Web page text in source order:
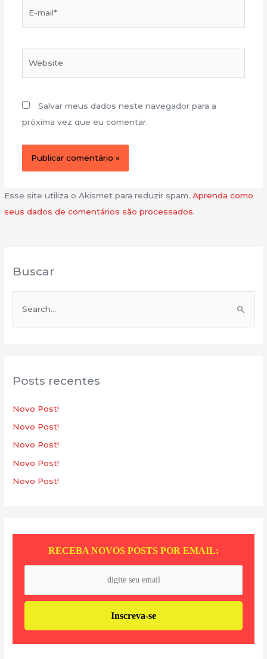
Buscar
e
u
s
a
r
Posts recentes
Novo Post!
Novo Post!
Novo Post!
Novo Post!
Novo Post!
RECEBA NOVOS POSTS POR EMAIL:
Salvar meus dados neste navegador para a
próxima vez que eu comentar.
Esse site utiliza o Akismet para reduzir spam.Aprenda como
seus dados de comentários são processados.